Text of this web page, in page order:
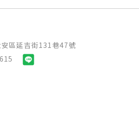
區延吉街131巷47號